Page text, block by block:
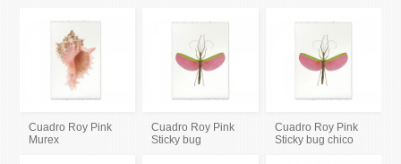
Cuadro Roy Pink
Murex
Cuadro Roy Pink
Sticky bug
Cuadro Roy Pink
Sticky bug chico